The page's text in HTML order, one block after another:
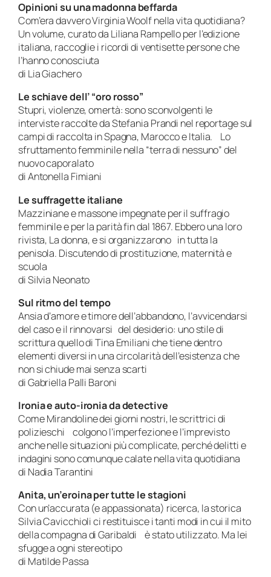
Opinioni su una madonna beffarda
Com’era davvero Virginia Woolf nella vita quotidiana?
Un volume, curato da Liliana Rampello per l’edizione
italiana, raccoglie i ricordi di ventisette persone che
l’hanno conosciuta
di Lia Giachero
Le schiave dell’ “oro rosso”
Stupri, violenze, omertà: sono sconvolgenti le
interviste raccolte da Stefania Prandi nel reportage sul
campi di raccolta in Spagna, Marocco e Italia. Lo
sfruttamento femminile nella “terra di nessuno” del
nuovo caporalato
di Antonella Fimiani
Le suffragette italiane
Mazziniane e massone impegnate per il suffragio
femminile e per la parità fin dal 1867. Ebbero una loro
rivista, La donna, e si organizzarono in tutta la
penisola. Discutendo di prostituzione, maternità e
scuola
di Silvia Neonato
Sul ritmo del tempo
Ansia d’amore e timore dell’abbandono, l’avvicendarsi
del caso e il rinnovarsi del desiderio: uno stile di
scrittura quello di Tina Emiliani che tiene dentro
elementi diversi in una circolarità dell’esistenza che
non si chiude mai senza scarti
di Gabriella Palli Baroni
Ironia e auto-ironia da detective
Come Mirandoline dei giorni nostri, le scrittrici di
polizieschi colgono l’imperfezione e l’imprevisto
anche nelle situazioni più complicate, perché delitti e
indagini sono comunque calate nella vita quotidiana
di Nadia Tarantini
Anita, un’eroina per tutte le stagioni
Con un’accurata (e appassionata) ricerca, la storica
Silvia Cavicchioli ci restituisce i tanti modi in cui il mito
della compagna di Garibaldi è stato utilizzato. Ma lei
sfugge a ogni stereotipo
di Matilde Passa